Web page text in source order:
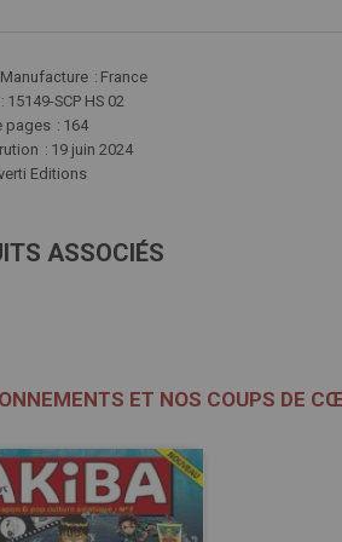
France
15149-SCP HS 02
pages
164
19 juin 2024
Editions
ASSOCIÉS
ET NOS COUPS DE